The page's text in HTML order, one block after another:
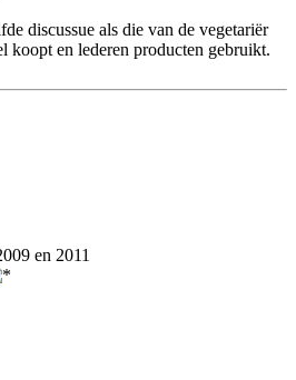
discussue als die van de vegetariër
koopt en lederen producten gebruikt.
en 2011